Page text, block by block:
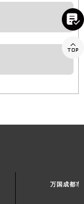
万国成都市

